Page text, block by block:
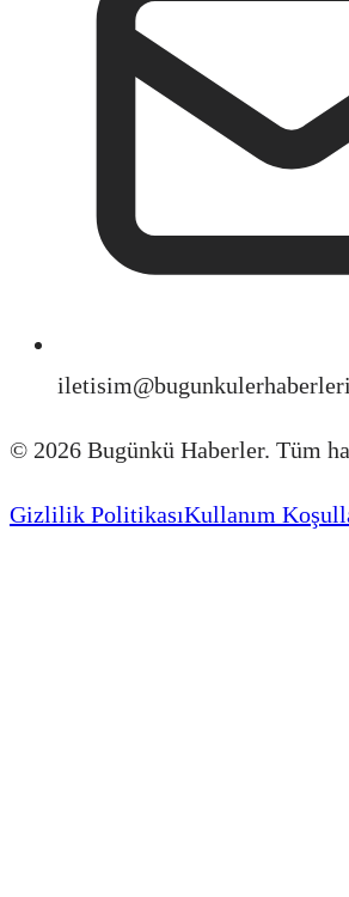
© 2026 Bugünkü Haberler. Tüm
Gizlilik PolitikasıKullanım